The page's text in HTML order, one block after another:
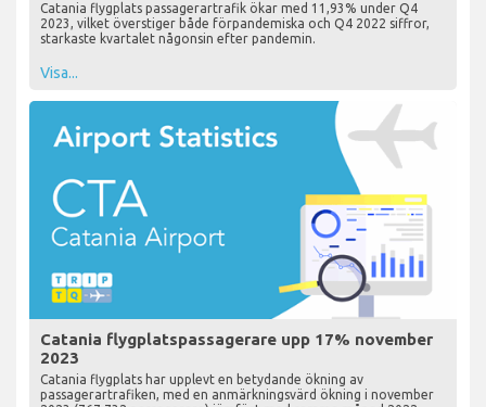
Catania flygplats passagerartrafik ökar med 11,93% under Q4
2023, vilket överstiger både förpandemiska och Q4 2022 siffror,
starkaste kvartalet någonsin efter pandemin.
Visa...
Catania flygplatspassagerare upp 17% november
2023
Catania flygplats har upplevt en betydande ökning av
passagerartrafiken, med en anmärkningsvärd ökning i november